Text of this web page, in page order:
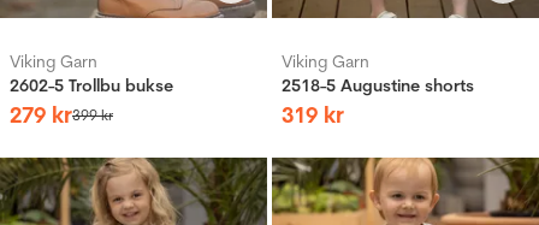
Viking Garn
2602-5 Trollbu bukse
279 kr399kr
Viking Garn
2518-5 Augustine shorts
319 kr